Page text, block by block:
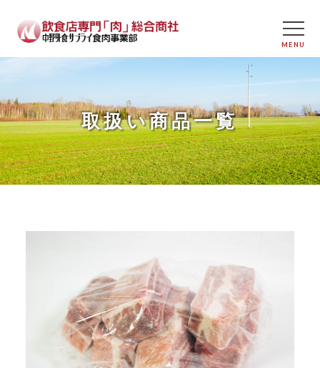
取扱い商品一覧